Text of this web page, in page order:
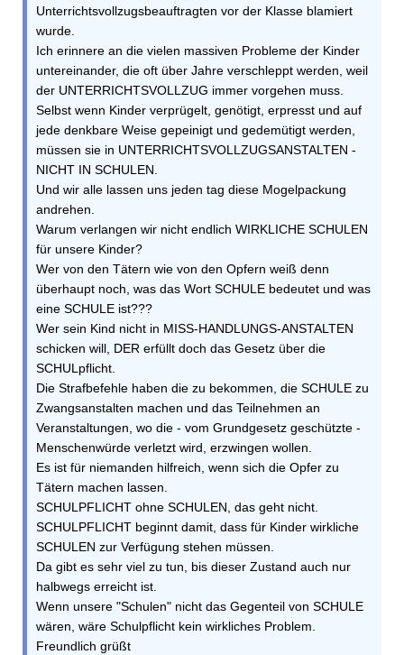
Unterrichtsvollzugsbeauftragten vor der Klasse blamiert
wurde.
Ich erinnere an die vielen massiven Probleme der Kinder
untereinander, die oft über Jahre verschleppt werden, weil
der UNTERRICHTSVOLLZUG immer vorgehen muss.
Selbst wenn Kinder verprügelt, genötigt, erpresst und auf
jede denkbare Weise gepeinigt und gedemütigt werden,
müssen sie in UNTERRICHTSVOLLZUGSANSTALTEN -
NICHT IN SCHULEN.
Und wir alle lassen uns jeden tag diese Mogelpackung
andrehen.
Warum verlangen wir nicht endlich WIRKLICHE SCHULEN
für unsere Kinder?
Wer von den Tätern wie von den Opfern weiß denn
überhaupt noch, was das Wort SCHULE bedeutet und was
eine SCHULE ist???
Wer sein Kind nicht in MISS-HANDLUNGS-ANSTALTEN
schicken will, DER erfüllt doch das Gesetz über die
SCHULpflicht.
Die Strafbefehle haben die zu bekommen, die SCHULE zu
Zwangsanstalten machen und das Teilnehmen an
Veranstaltungen, wo die - vom Grundgesetz geschützte -
Menschenwürde verletzt wird, erzwingen wollen.
Es ist für niemanden hilfreich, wenn sich die Opfer zu
Tätern machen lassen.
SCHULPFLICHT ohne SCHULEN, das geht nicht.
SCHULPFLICHT beginnt damit, dass für Kinder wirkliche
SCHULEN zur Verfügung stehen müssen.
Da gibt es sehr viel zu tun, bis dieser Zustand auch nur
halbwegs erreicht ist.
Wenn unsere "Schulen" nicht das Gegenteil von SCHULE
wären, wäre Schulpflicht kein wirkliches Problem.
Freundlich grüßt